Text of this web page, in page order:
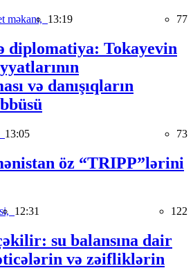
məkanı, 13:19 77
diplomatiya: Tokayevin
və danışıqların
13:05 73
öz “TRIPP”lərini
12:31 122
su balansına dair
və zəifliklərin